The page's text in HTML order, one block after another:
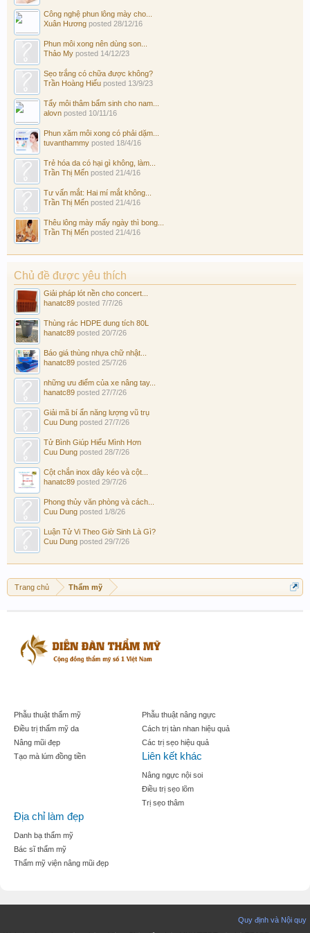
Công nghệ phun lông mày cho...
Xuân Hương posted 28/12/16
Phun môi xong nên dùng son...
Thảo My posted 14/12/23
Sẹo trắng có chữa được không?
Trần Hoàng Hiếu posted 13/9/23
Tẩy môi thâm bẩm sinh cho nam...
alovn posted 10/11/16
Phun xăm môi xong có phải dặm...
tuvanthammy posted 18/4/16
Trẻ hóa da có hại gì không, làm...
Trần Thị Mến posted 21/4/16
Tư vấn mắt: Hai mí mắt không...
Trần Thị Mến posted 21/4/16
Thêu lông mày mấy ngày thì bong...
Trần Thị Mến posted 21/4/16
Chủ đề được yêu thích
Giải pháp lót nền cho concert...
hanatc89 posted 7/7/26
Thùng rác HDPE dung tích 80L
hanatc89 posted 20/7/26
Báo giá thùng nhựa chữ nhật...
hanatc89 posted 25/7/26
những ưu điểm của xe nâng tay...
hanatc89 posted 27/7/26
Giải mã bí ẩn năng lượng vũ trụ
Cuu Dung posted 27/7/26
Tử Bình Giúp Hiểu Mình Hơn
Cuu Dung posted 28/7/26
Cột chắn inox dây kéo và cột...
hanatc89 posted 29/7/26
Phong thủy văn phòng và cách...
Cuu Dung posted 1/8/26
Luận Tử Vi Theo Giờ Sinh Là Gì?
Cuu Dung posted 29/7/26
Trang chủ Thẩm mỹ
Phẫu thuật thẩm mỹ
Điều trị thẩm mỹ da
Nâng mũi đẹp
Tạo mà lúm đồng tiền
Phẫu thuật nâng ngực
Cách trị tàn nhan hiệu quả
Các trị sẹo hiệu quả
Liên kết khác
Nâng ngực nội soi
Điều trị sẹo lõm
Trị sẹo thâm
Địa chỉ làm đẹp
Danh bạ thẩm mỹ
Bác sĩ thẩm mỹ
Thẩm mỹ viện nâng mũi đẹp
Quy định và Nội quy